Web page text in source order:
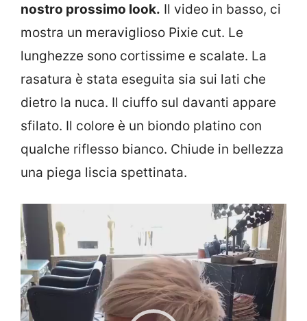
nostro prossimo look. Il video in basso, ci
mostra un meraviglioso Pixie cut. Le
lunghezze sono cortissime e scalate. La
rasatura è stata eseguita sia sui lati che
dietro la nuca. Il ciuffo sul davanti appare
sfilato. Il colore è un biondo platino con
qualche riflesso bianco. Chiude in bellezza
una piega liscia spettinata.
Video
Player